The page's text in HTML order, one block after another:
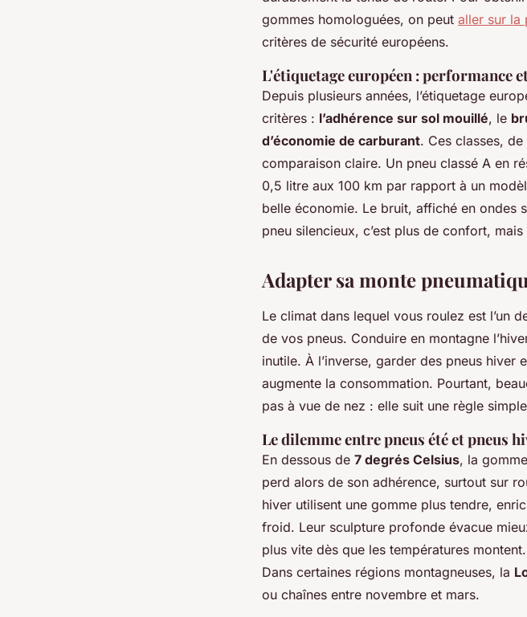
gommes homologuées, on peut aller sur la
critères de sécurité européens.
L'étiquetage européen : performance
Depuis plusieurs années, l’étiquetage
critères : l’adhérence sur sol mouillé, le
d’économie de carburant. Ces classes,
comparaison claire. Un pneu classé A en
0,5 litre aux 100 km par rapport à un
belle économie. Le bruit, affiché en ondes
pneu silencieux, c’est plus de confort,
Adapter sa monte
Le climat dans lequel vous roulez est l’un
de vos pneus. Conduire en montagne
inutile. À l’inverse, garder des pneus hiver
augmente la consommation. Pourtant,
pas à vue de nez : elle suit une règle
Le dilemme entre pneus été et pneus
En dessous de 7 degrés Celsius, la
perd alors de son adhérence, surtout sur
hiver utilisent une gomme plus tendre,
froid. Leur sculpture profonde évacue
plus vite dès que les températures
Dans certaines régions montagneuses, la
ou chaînes entre novembre et mars.